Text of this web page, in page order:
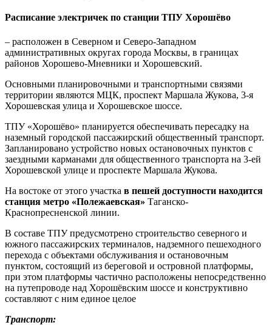
Расписание электричек по станции ТПУ Хорошёво
– расположен в Северном и Северо-Западном
административных округах города Москвы, в границах
районов Хорошево-Мневники и Хорошевский.
Основными планировочными и транспортными связями
территории являются МЦК, проспект Маршала Жукова, 3-я
Хорошевская улица и Хорошевское шоссе.
ТПУ «Хорошёво» планируется обеспечивать пересадку на
наземный городской пассажирский общественный транспорт.
Запланировано устройство новых остановочных пунктов с
заездными карманами для общественного транспорта на 3-ей
Хорошевской улице и проспекте Маршала Жукова.
На востоке от этого участка в пешей доступности находится
станция метро «Полежаевская» Таганско-
Краснопресненской линии.
В составе ТПУ предусмотрено строительство северного и
южного пассажирских терминалов, надземного пешеходного
перехода с объектами обслуживания и остановочным
пунктом, состоящий из береговой и островной платформы,
при этом платформы частично расположены непосредственно
на путепроводе над Хорошёвским шоссе и конструктивно
составляют с ним единое целое
Транспорт: